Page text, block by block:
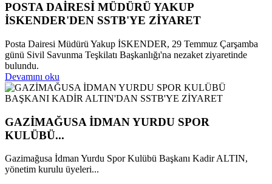
POSTA DAİRESİ MÜDÜRÜ YAKUP
İSKENDER'DEN SSTB'YE ZİYARET
Posta Dairesi Müdürü Yakup İSKENDER, 29 Temmuz Çarşamba
günü Sivil Savunma Teşkilatı Başkanlığı'na nezaket ziyaretinde
bulundu.
Devamını oku
GAZİMAĞUSA İDMAN YURDU SPOR
KULÜBÜ...
Gazimağusa İdman Yurdu Spor Kulübü Başkanı Kadir ALTIN,
yönetim kurulu üyeleri...